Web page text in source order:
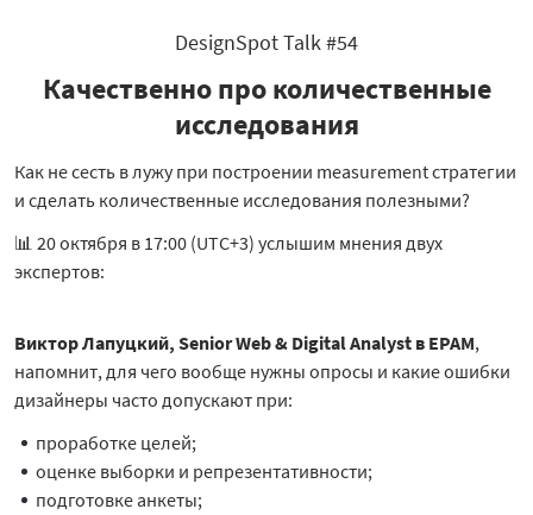
DesignSpot Talk #54
Качественно про количественные
исследования
Как не сесть в лужу при построении measurement стратегии
и сделать количественные исследования полезными?
📊 20 октября в 17:00 (UTC+3) услышим мнения двух
экспертов:
Виктор Лапуцкий, Senior Web & Digital Analyst в EPAM,
напомнит, для чего вообще нужны опросы и какие ошибки
дизайнеры часто допускают при:
проработке целей;
оценке выборки и репрезентативности;
подготовке анкеты;